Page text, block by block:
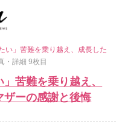
い」苦難を乗り越え、成長した
・詳細 9枚目
苦難を乗り越え、
ーの感謝と後悔